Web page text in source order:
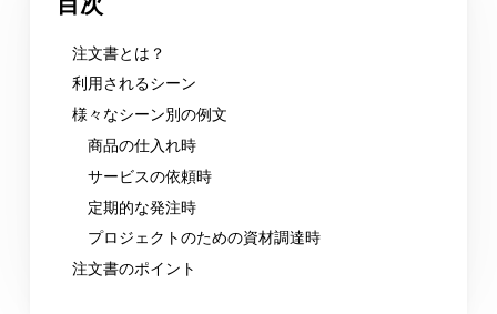
注文書とは？
利用されるシーン
様々なシーン別の例文
商品の仕入れ時
サービスの依頼時
定期的な発注時
プロジェクトのための資材調達時
注文書のポイント